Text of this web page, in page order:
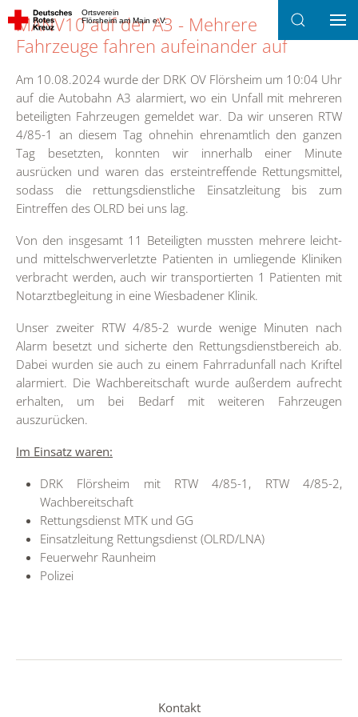
Zum Hauptinhalt springen
Ortsverein
Flörsheim am Main e.V.
MANV10 auf der A3 - Mehrere
Fahrzeuge fahren aufeinander auf
Am 10.08.2024 wurde der DRK OV Flörsheim um 10:04 Uhr
auf die Autobahn A3 alarmiert, wo ein Unfall mit mehreren
beteiligten Fahrzeugen gemeldet war. Da wir unseren RTW
4/85-1 an diesem Tag ohnehin ehrenamtlich den ganzen
Tag besetzten, konnten wir innerhalb einer Minute
ausrücken und waren das ersteintreffende Rettungsmittel,
sodass die rettungsdienstliche Einsatzleitung bis zum
Eintreffen des OLRD bei uns lag.
Von den insgesamt 11 Beteiligten mussten mehrere leicht-
und mittelschwerverletzte Patienten in umliegende Kliniken
verbracht werden, auch wir transportierten 1 Patienten mit
Notarztbegleitung in eine Wiesbadener Klinik.
Unser zweiter RTW 4/85-2 wurde wenige Minuten nach
Alarm besetzt und sicherte den Rettungsdienstbereich ab.
Dabei wurden sie auch zu einem Fahrradunfall nach Kriftel
alarmiert. Die Wachbereitschaft wurde außerdem aufrecht
erhalten, um bei Bedarf mit weiteren Fahrzeugen
auszurücken.
Im Einsatz waren:
DRK Flörsheim mit RTW 4/85-1, RTW 4/85-2,
Wachbereitschaft
Rettungsdienst MTK und GG
Einsatzleitung Rettungsdienst (OLRD/LNA)
Feuerwehr Raunheim
Polizei
Kontakt